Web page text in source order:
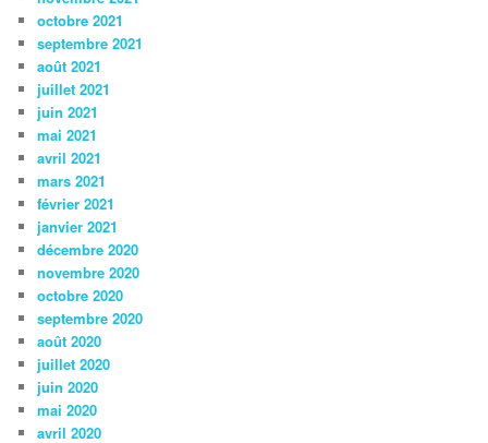
octobre 2021
septembre 2021
août 2021
juillet 2021
juin 2021
mai 2021
avril 2021
mars 2021
février 2021
janvier 2021
décembre 2020
novembre 2020
octobre 2020
septembre 2020
août 2020
juillet 2020
juin 2020
mai 2020
avril 2020